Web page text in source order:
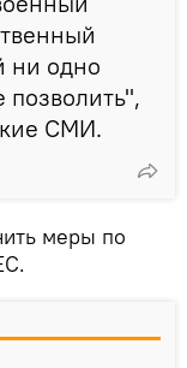
ни одно
позволить",
СМИ.
меры по